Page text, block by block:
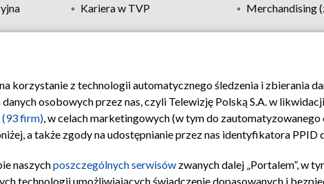
Kariera w TVP
Merchandising
prywatności Moje zgody Pomoc Biuro reklamy
korzystanie z technologii automatycznego śledzenia i zbierania
osobowych przez nas, czyli Telewizję Polską S.A. w
(93 firm), w celach marketingowych (w tym do
a także zgody na udostępnianie przez nas identyfikatora PPID
naszychposzczególnych serwisów zwanych dalej „Portalem”, w
technologii umożliwiających świadczenie dopasowanych i